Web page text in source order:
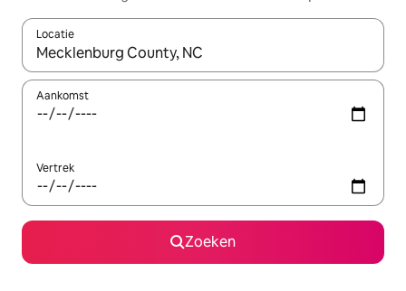
Locatie
Wanneer er resultaten beschikbaar zijn, maak je een keuze
Aankomst
Vertrek
Zoeken